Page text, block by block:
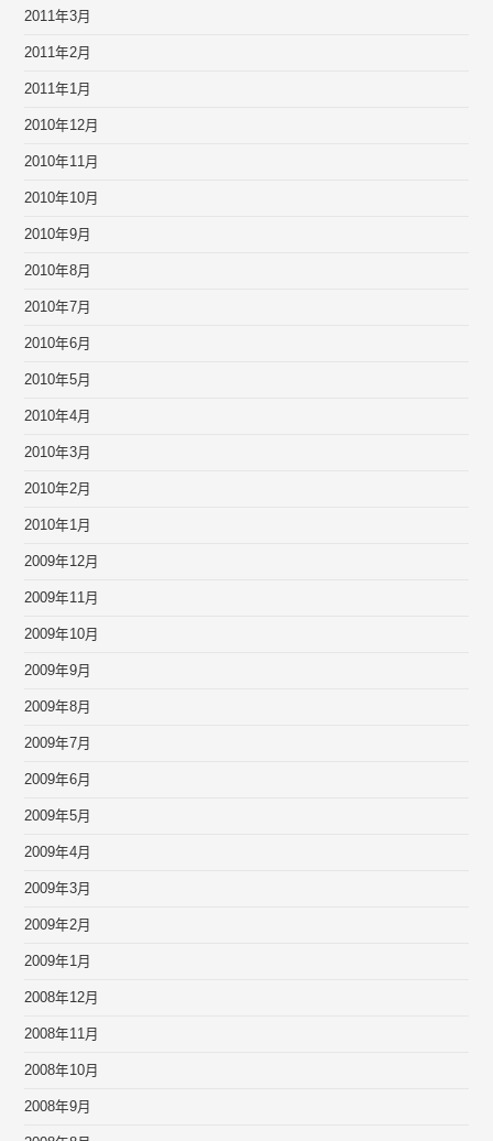
2011年3月
2011年2月
2011年1月
2010年12月
2010年11月
2010年10月
2010年9月
2010年8月
2010年7月
2010年6月
2010年5月
2010年4月
2010年3月
2010年2月
2010年1月
2009年12月
2009年11月
2009年10月
2009年9月
2009年8月
2009年7月
2009年6月
2009年5月
2009年4月
2009年3月
2009年2月
2009年1月
2008年12月
2008年11月
2008年10月
2008年9月